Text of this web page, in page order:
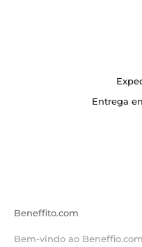
Entrega
Beneffito.com
Bem-vindo ao